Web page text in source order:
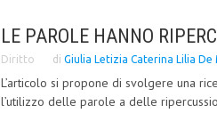
LE PAROLE HANNO
Diritto di Giulia Letizia Caterina Lilia De
L’articolo si propone di svolgere una
l’utilizzo delle parole a delle